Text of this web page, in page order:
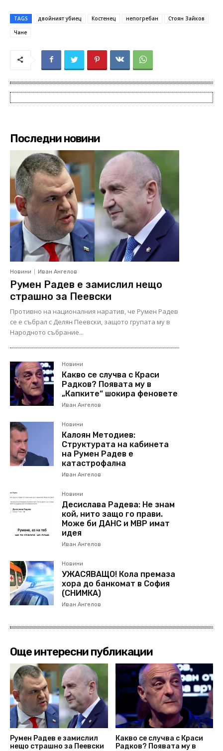
TAGS двойният убиец Костенец непогребан
Стоян Зайков
Чане
Последни новини
Новини Иван Ангелов
Румен Радев е замислил нещо
страшно за Пеевски
Противно на националния наратив, че Румен Радев
се е събрал с Делян Пеевски, защото групата му в
Народното събрание...
Новини
Какво се случва с Краси
Радков? Появата му в
„Капките“ шокира феновете
Иван Ангелов
Новини
Калоян Методиев:
Структурата на кабинета
на Румен Радев е
катастрофална
Иван Ангелов
Новини
Десислава Радева: Не знам
кой, нито защо го прави.
Може би ДАНС и МВР имат
идея
Иван Ангелов
Новини
УЖАСЯВАЩО! Кола премаза
хора до банкомат в София
(СНИМКА)
Иван Ангелов
Още интересни публикации
Румен Радев е замислил
нещо страшно за Пеевски
Какво се случва с Краси
Радков? Появата му в